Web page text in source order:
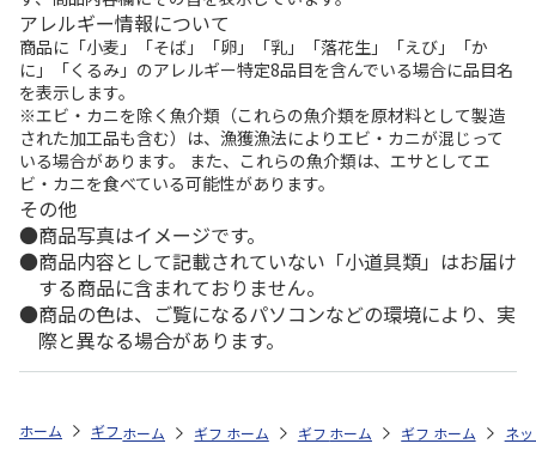
アレルギー情報について
商品に「小麦」「そば」「卵」「乳」「落花生」「えび」「か
に」「くるみ」のアレルギー特定8品目を含んでいる場合に品目名
を表示します。
※エビ・カニを除く魚介類（これらの魚介類を原材料として製造
された加工品も含む）は、漁獲漁法によりエビ・カニが混じって
いる場合があります。 また、これらの魚介類は、エサとしてエ
ビ・カニを食べている可能性があります。
その他
商品写真はイメージです。
商品内容として記載されていない「小道具類」はお届け
する商品に含まれておりません。
商品の色は、ご覧になるパソコンなどの環境により、実
際と異なる場合があります。
ホーム ギフトストア お中元・夏ギフト特集 2026 おつまみ・お惣菜
ホーム ギフトストア お中元・夏ギフト特集 2026
ホーム ギフトストア お中元・夏ギフト
ホーム ギフトストア お
ホーム ネ